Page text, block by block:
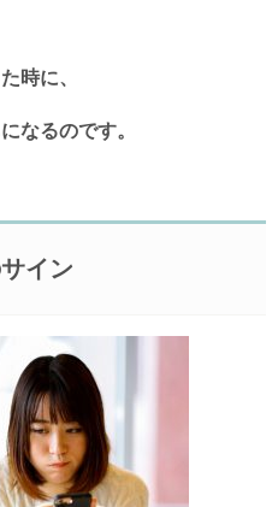
時に、
なるのです。
イン